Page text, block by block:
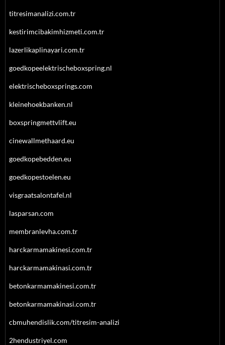
titresimanalizi.com.tr
kestirimcibakimhizmeti.com.tr
lazerlikaplinayari.com.tr
goedkopeelektrischeboxspring.nl
elektrischeboxsprings.com
kleinehoekbanken.nl
boxspringmettvlift.eu
cinewallmethaard.eu
goedkopebedden.eu
goedkopestoelen.eu
visgraatsalontafel.nl
lasparsan.com
membranlevha.com.tr
harckarmamakinesi.com.tr
harckarmamakinasi.com.tr
betonkarmamakinesi.com.tr
betonkarmamakinasi.com.tr
cbmuhendislik.com/titresim-analizi
2hendustriyel.com